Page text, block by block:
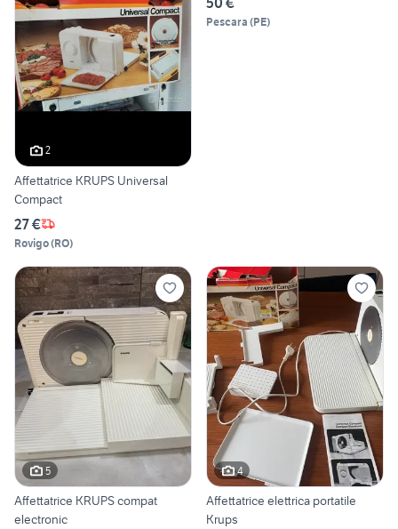
2
Affettatrice KRUPS Universal
Compact
27 €
Rovigo(RO)
Pescara (PE)
5
Affettatrice KRUPS compat
electronic
4
Affettatrice elettrica portatile
Krups